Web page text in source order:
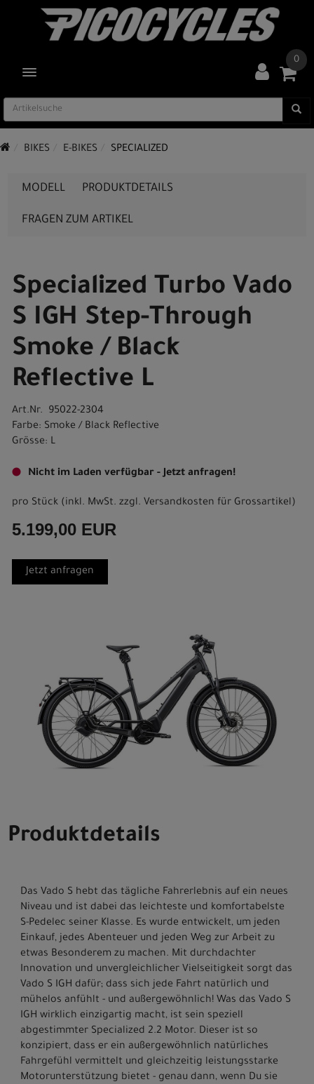
TOGGLE NAVIGATION
0
BIKES E-BIKES SPECIALIZED
MODELL PRODUKTDETAILS
FRAGEN ZUM ARTIKEL
Specialized Turbo Vado
S IGH Step-Through
Smoke / Black
Reflective L
Art.Nr. 95022-2304
Farbe: Smoke / Black Reflective
Grösse: L
Nicht im Laden verfügbar - Jetzt anfragen!
pro Stück (inkl. MwSt. zzgl. Versandkosten für Grossartikel)
5.199,00 EUR
Jetzt anfragen
Produktdetails
Das Vado S hebt das tägliche Fahrerlebnis auf ein neues
Niveau und ist dabei das leichteste und komfortabelste
S-Pedelec seiner Klasse. Es wurde entwickelt, um jeden
Einkauf, jedes Abenteuer und jeden Weg zur Arbeit zu
etwas Besonderem zu machen. Mit durchdachter
Innovation und unvergleichlicher Vielseitigkeit sorgt das
Vado S IGH dafür; dass sich jede Fahrt natürlich und
mühelos anfühlt - und außergewöhnlich! Was das Vado S
IGH wirklich einzigartig macht, ist sein speziell
abgestimmter Specialized 2.2 Motor. Dieser ist so
konzipiert, dass er ein außergewöhnlich natürliches
Fahrgefühl vermittelt und gleichzeitig leistungsstarke
Motorunterstützung bietet - genau dann, wenn Du sie